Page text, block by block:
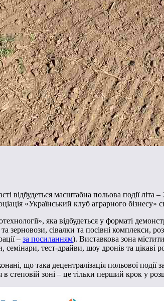
відбудеться масштабна польова події
«Український клуб аграрного бізнесу»
яка відбудеться у форматі
зерновози, сівалки та посівні комплекси,
– за посиланням). Виставкова зона
семінари, тест-драйви, шоу дронів та
що така децентралізація польової події
в степовій зоні – це тільки перший крок у